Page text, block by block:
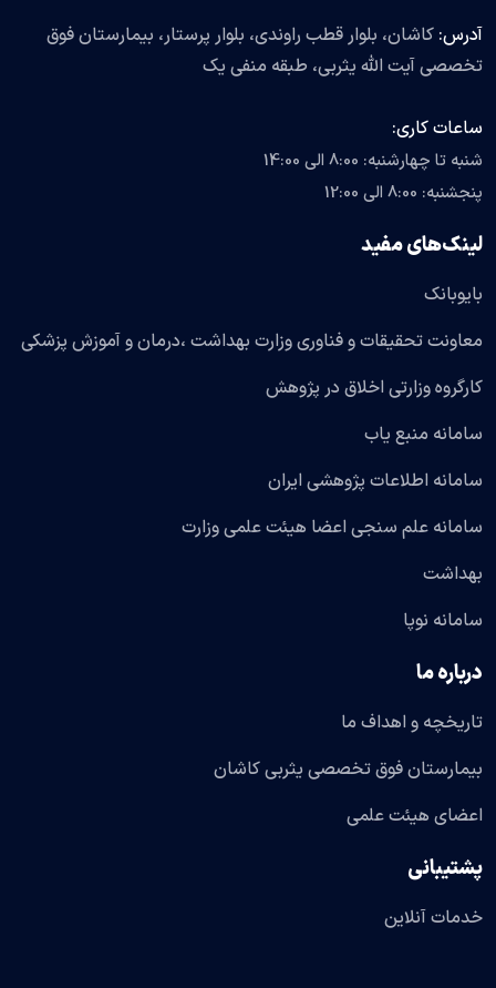
آدرس: کاشان، بلوار قطب راوندی، بلوار پرستار، بیمارستان فوق
تخصصی آیت الله یثربی، طبقه منفی یک
ساعات کاری:
شنبه تا چهارشنبه: 8:00 الی 14:00
پنجشنبه: 8:00 الی 12:00
لینک‌های مفید
بایوبانک
معاونت تحقیقات و فناوری وزارت بهداشت ،درمان و آموزش پزشکی
کارگروه وزارتی اخلاق در پژوهش
سامانه منبع یاب
سامانه اطلاعات پژوهشی ایران
سامانه علم سنجی اعضا هیئت علمی وزارت
بهداشت
سامانه نوپا
درباره ما
تاریخچه و اهداف ما
بیمارستان فوق تخصصی یثربی کاشان
اعضای هیئت علمی
پشتیبانی
خدمات آنلاین